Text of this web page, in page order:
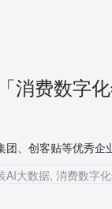
消费数字
、创客贴等优秀企